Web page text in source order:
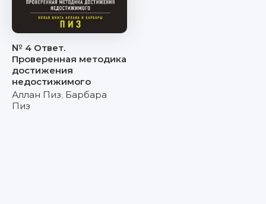
№ 4 Ответ.
Проверенная методика
достижения
недостижимого
Аллан Пиз, Барбара
Пиз